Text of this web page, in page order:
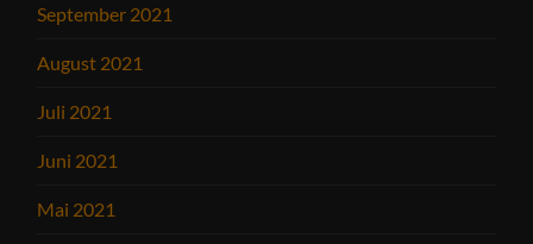
September 2021
August 2021
Juli 2021
Juni 2021
Mai 2021